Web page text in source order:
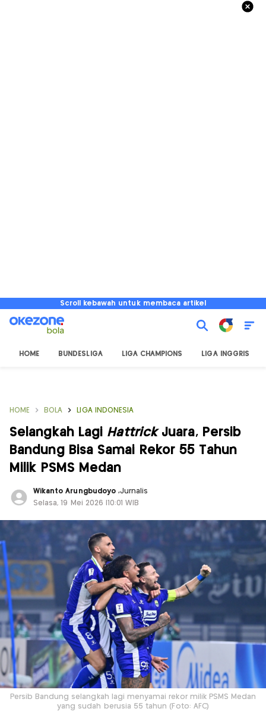
Scroll kebawah untuk membaca artikel
HOME BUNDESLIGA LIGA CHAMPIONS LIGA INGGRIS
HOME BOLA LIGA INDONESIA
Selangkah Lagi HattrickJuara, Persib
Bandung Bisa Samai Rekor 55 Tahun
Milik PSMS Medan
Wikanto Arungbudoyo ,Jurnalis
Selasa, 19 Mei 2026 |10:01 WIB
Persib Bandung selangkah lagi menyamai rekor milik PSMS Medan
yang sudah berusia 55 tahun (Foto: AFC)